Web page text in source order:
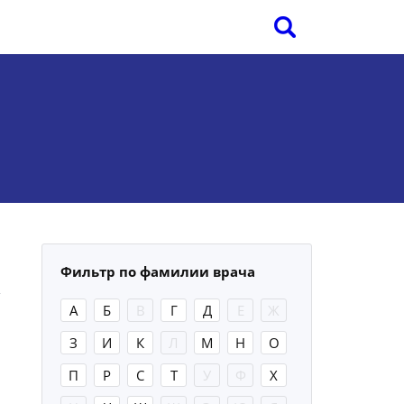
Фильтр по фамилии врача
А Б В Г Д Е
Ж
З
И К Л М Н
О
П
Р С Т У Ф
Х